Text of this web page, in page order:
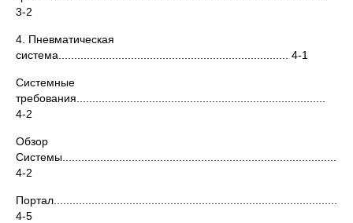
3-2
4. Пневматическая
система......................................................................... 4-1
Системные
требования...............................................................................
4-2
Обзор
Системы...........................................................................................
4-2
4-5